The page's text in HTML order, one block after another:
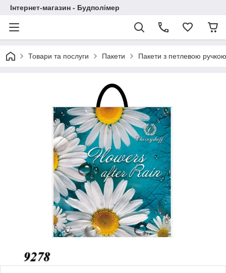
Інтернет-магазин - Будполімер
Товари та послуги Пакети Пакети з петлевою ручкою